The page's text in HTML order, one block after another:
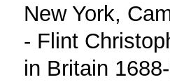
New York,
- Flint
in Britain